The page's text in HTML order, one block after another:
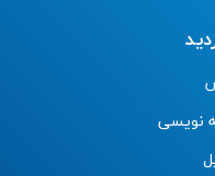
نویسی